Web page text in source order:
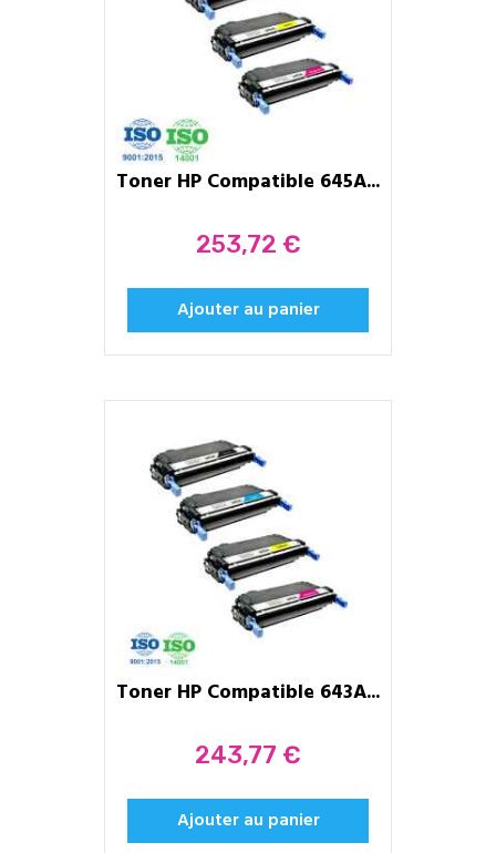
Toner HP Compatible 645A...
Prix
253,72 €
Ajouter au panier
Toner HP Compatible 643A...
Prix
243,77 €
Ajouter au panier